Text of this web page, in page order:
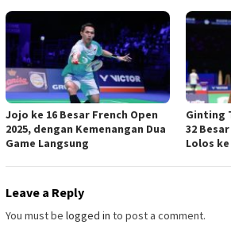
Jojo ke 16 Besar French Open
2025, dengan Kemenangan Dua
Game Langsung
Ginting
32
Lolos
Leave a Reply
You must be logged in to post a comment.